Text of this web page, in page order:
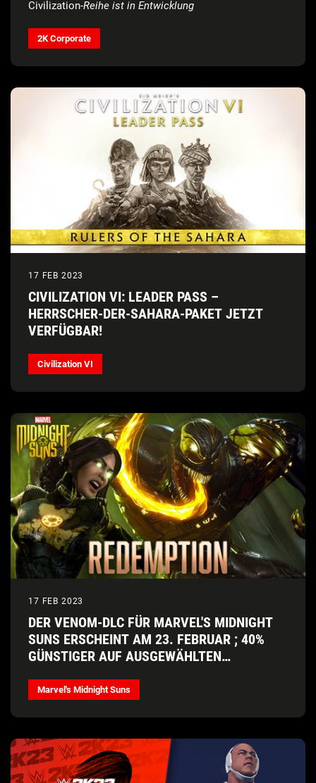
Civilization-Reihe ist in Entwicklung
2K Corporate
17 FEB 2023
CIVILIZATION VI: LEADER PASS –
HERRSCHER-DER-SAHARA-PAKET JETZT
VERFÜGBAR!
Civilization VI
17 FEB 2023
DER VENOM-DLC FÜR MARVEL'S MIDNIGHT
SUNS ERSCHEINT AM 23. FEBRUAR ; 40%
GÜNSTIGER AUF AUSGEWÄHLTEN
VERFÜGBAR
Marvel's Midnight Suns